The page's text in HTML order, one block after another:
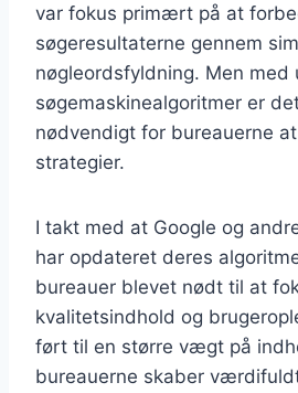
var fokus primært på at
søgeresultaterne gennem
nøgleordsfyldning. Men med
søgemaskinealgoritmer er
nødvendigt for bureauerne
strategier.
I takt med at Google og
har opdateret deres
bureauer blevet nødt til at
kvalitetsindhold og
ført til en større vægt på
bureauerne skaber